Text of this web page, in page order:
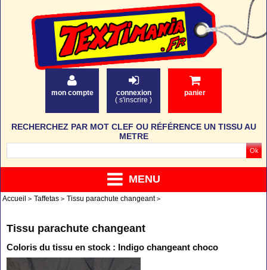
mon compte
connexion
( s'inscrire )
panier
MENU
RECHERCHEZ PAR MOT CLEF OU RÉFÉRENCE UN TISSU AU
METRE
Accueil Taffetas Tissu parachute changeant
Tissu parachute changeant
Coloris du tissu en stock : Indigo changeant choco